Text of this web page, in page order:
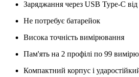
Заряджання через USB Type-C
Не потребує батарейок
Висока точність вимірювання
Пам'ять на 2 профілі по 99
Компактний корпус і